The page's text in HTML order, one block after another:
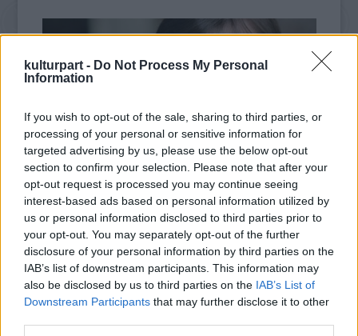
kulturpart - Do Not Process My Personal
Information
If you wish to opt-out of the sale, sharing to third parties, or
processing of your personal or sensitive information for
targeted advertising by us, please use the below opt-out
section to confirm your selection. Please note that after your
opt-out request is processed you may continue seeing
interest-based ads based on personal information utilized by
us or personal information disclosed to third parties prior to
your opt-out. You may separately opt-out of the further
disclosure of your personal information by third parties on the
IAB’s list of downstream participants. This information may
also be disclosed by us to third parties on the IAB’s List of
Downstream Participants that may further disclose it to other
fotó: www.starity.hu
A Young-testvérek, Malcolm és Angus által
1973-ban alapított ausztrál zenekar ezen a
héten adja kiRock or Bustcímű új albumát. Az
együttes több mint 200 millió lemezt és CD-t
adott el, leghíresebb számaik közé tartozik a
Highway to Hellés aLet There Be Rock.